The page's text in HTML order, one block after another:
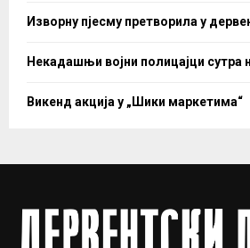
Изворну пјесму претворила у
Некадашњи војни полицајци сутра
Викенд акција у „Шики маркетима“